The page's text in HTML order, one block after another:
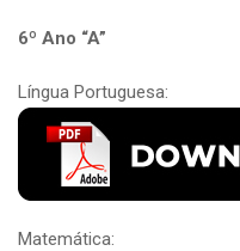
6º Ano “A”
Língua Portuguesa:
Matemática: